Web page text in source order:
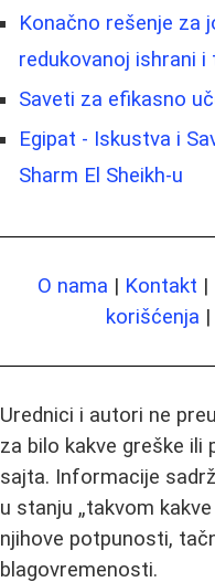
Konačno rešenje za
redukovanoj ishrani
Saveti za efikasno
Egipat - Iskustva i
Sharm El Sheikh-u
O nama | Kontakt |
korišćenja |
Urednici i autori ne
za bilo kakve greške ili
sajta. Informacije
u stanju „takvom
njihove potpunosti,
blagovremenosti.